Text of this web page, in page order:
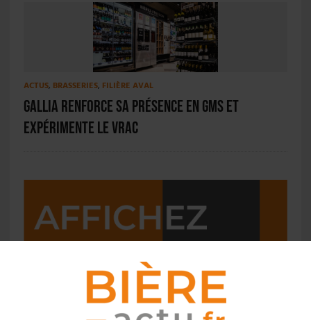
ACTUS, BRASSERIES, FILIÈRE AVAL
Gallia renforce sa présence en GMS et
expérimente le vrac